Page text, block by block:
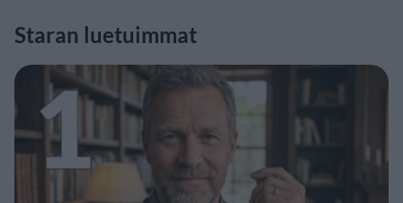
Staran luetuimmat
1